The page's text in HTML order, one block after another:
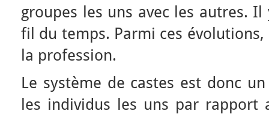
groupes les uns avec les autres.
fil du temps. Parmi ces
la profession.
Le système de castes est donc
les individus les uns par rapport